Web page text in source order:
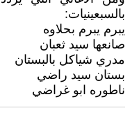
بالسبعينيات:
يبرم يبرم بحلاوه
صانعها سيد ثعبان
مدري شياكل بالبستان
بستان سيد راضي
ناطوره ابو غراضي